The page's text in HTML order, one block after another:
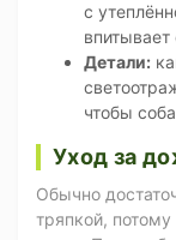
с
впитывает
Детали:
чтобы
Уход за
Обычно
тряпкой,